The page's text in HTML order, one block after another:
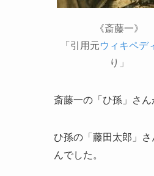
《斎藤一》
「引用元ウィキペデ
り」
斎藤一の「ひ孫」さ
ひ孫の「藤田太郎」
んでした。